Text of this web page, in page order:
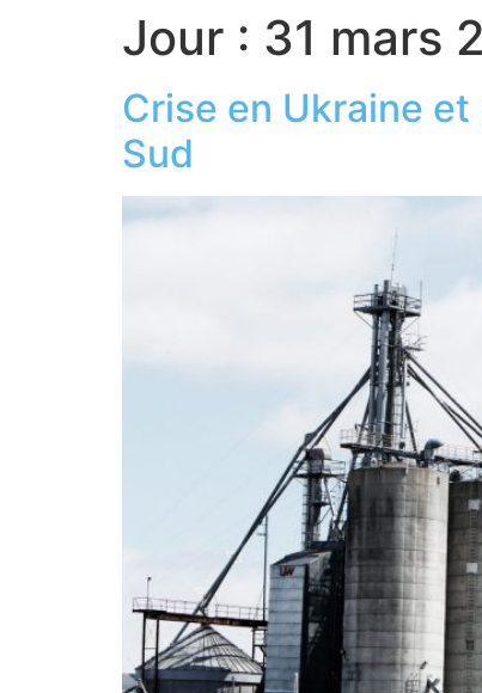
Jour : 31 mars
Crise en Ukraine
Sud